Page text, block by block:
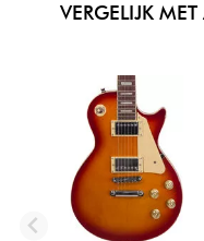
VERGELIJK